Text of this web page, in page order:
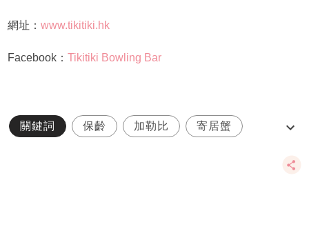
網址： www.tikitiki.hk
Facebook： Tikitiki Bowling Bar
關鍵詞 保齡 加勒比 寄居蟹